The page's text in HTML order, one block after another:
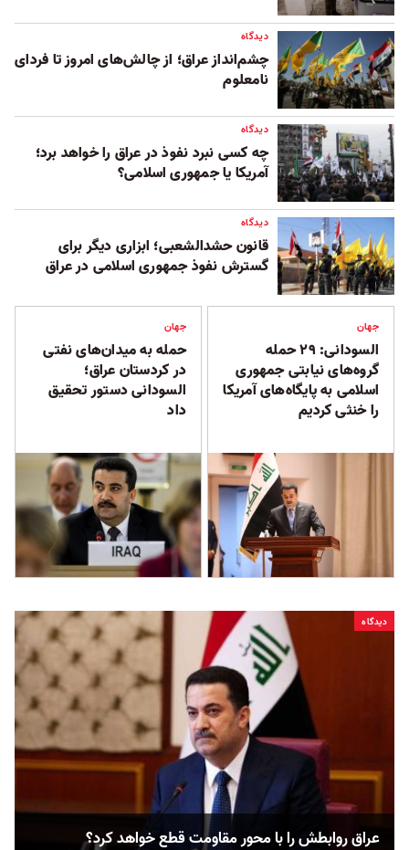
دیدگاه
چشم‌انداز عراق؛ از چالش‌های امروز تا فردای
نامعلوم
دیدگاه
چه کسی نبرد نفوذ در عراق را خواهد برد؛
آمریکا یا جمهوری اسلامی؟
دیدگاه
قانون حشدالشعبی؛ ابزاری دیگر برای
گسترش نفوذ جمهوری اسلامی در عراق
جهان
السودانی: ۲۹ حمله
گروه‌های نیابتی جمهوری
اسلامی به پایگاه‌های آمریکا
را خنثی کردیم
جهان
حمله به میدان‌های نفتی
در کردستان عراق؛
السودانی دستور تحقیق
داد
دیدگاه
عراق روابطش را با محور مقاومت قطع خواهد کرد؟